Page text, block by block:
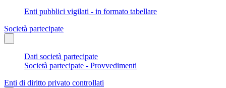
Enti pubblici vigilati - in formato tabellare
Società partecipate
Dati società partecipate
Società partecipate - Provvedimenti
Enti di diritto privato controllati